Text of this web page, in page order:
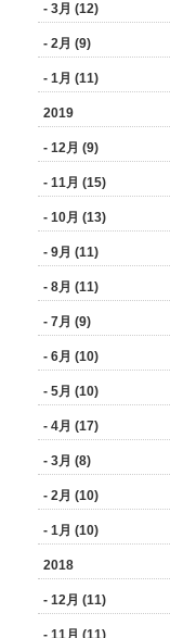
- 3月 (12)
- 2月 (9)
- 1月 (11)
2019
- 12月 (9)
- 11月 (15)
- 10月 (13)
- 9月 (11)
- 8月 (11)
- 7月 (9)
- 6月 (10)
- 5月 (10)
- 4月 (17)
- 3月 (8)
- 2月 (10)
- 1月 (10)
2018
- 12月 (11)
- 11月 (11)